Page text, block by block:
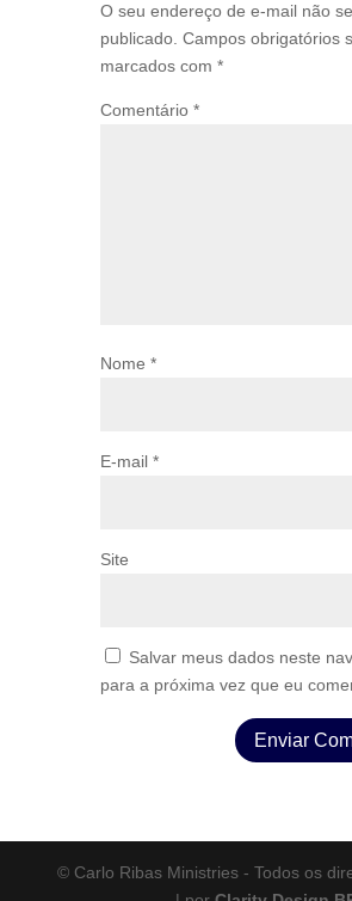
O seu endereço de e-mail não
publicado. Campos obrigatórios
marcados com *
Comentário *
Nome *
E-mail *
Site
Salvar meus dados neste
para a próxima vez que eu
© Carlo Ribas Ministries - Todos os